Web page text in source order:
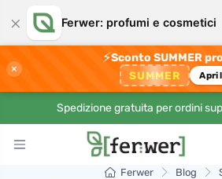
× Ferwer: profumi e cosmetici
×
⚡Sconto SUMMER
SUMMER Apri
Spedizione gratuita per ordini
Ferwer Blog